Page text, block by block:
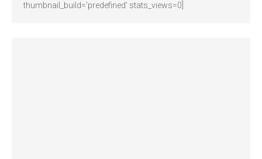
thumbnail_build='predefined' stats_views=0]